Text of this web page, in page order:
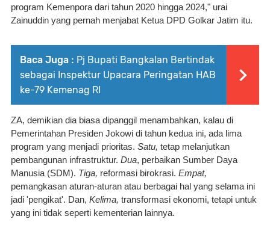
program Kemenpora dari tahun 2020 hingga 2024," urai
Zainuddin yang pernah menjabat Ketua DPD Golkar Jatim itu.
Baca Juga : Pj Bupati Bangkalan Bertindak
sebagai Inspektur Upacara Peringatan HAB
ke-79 Kemenag RI
ZA, demikian dia biasa dipanggil menambahkan, kalau di
Pemerintahan Presiden Jokowi di tahun kedua ini, ada lima
program yang menjadi prioritas. Satu, tetap melanjutkan
pembangunan infrastruktur. Dua, perbaikan Sumber Daya
Manusia (SDM). Tiga, reformasi birokrasi.
pemangkasan aturan-aturan atau berbagai hal yang selama ini
jadi 'pengikat'. Dan, Kelima, transformasi ekonomi, tetapi untuk
yang ini tidak seperti kementerian lainnya.